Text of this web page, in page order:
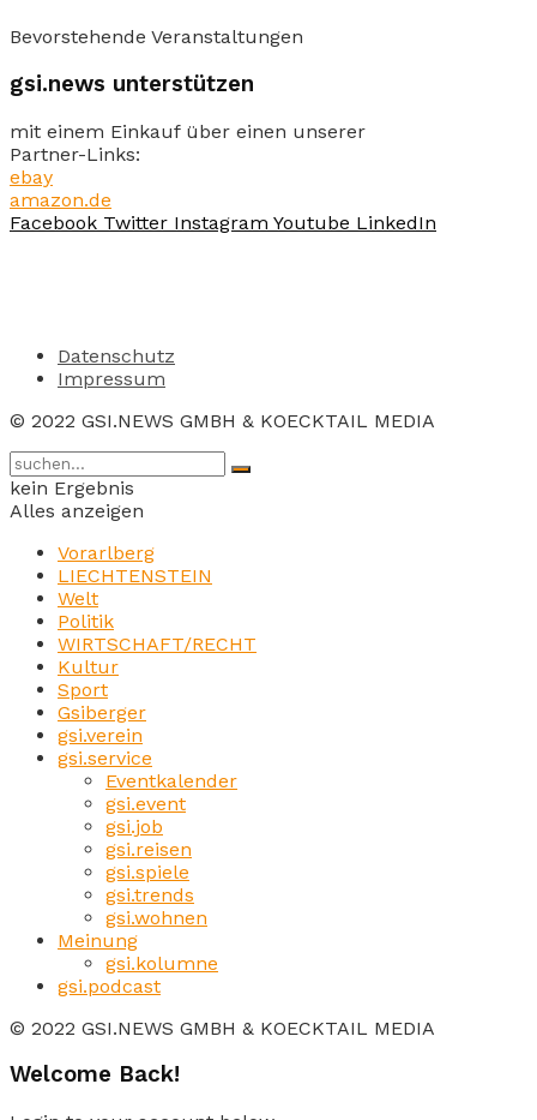
Bevorstehende Veranstaltungen
gsi.news unterstützen
mit einem Einkauf über einen unserer
Partner-Links:
ebay
amazon.de
Facebook Twitter Instagram Youtube LinkedIn
Datenschutz
Impressum
© 2022 GSI.NEWS GMBH & KOECKTAIL MEDIA
kein Ergebnis
Alles anzeigen
Vorarlberg
LIECHTENSTEIN
Welt
Politik
WIRTSCHAFT/RECHT
Kultur
Sport
Gsiberger
gsi.verein
gsi.service
Eventkalender
gsi.event
gsi.job
gsi.reisen
gsi.spiele
gsi.trends
gsi.wohnen
Meinung
gsi.kolumne
gsi.podcast
© 2022 GSI.NEWS GMBH & KOECKTAIL MEDIA
Welcome Back!